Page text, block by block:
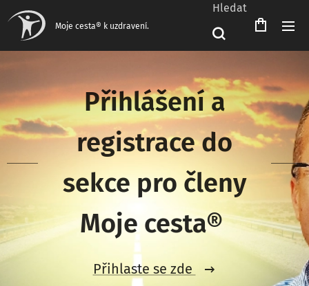
Moje cesta® k uzdravení.
Hledat
Přihlášení a
registrace do
sekce pro členy
Moje cesta®
Přihlaste se zde
Čeština‎